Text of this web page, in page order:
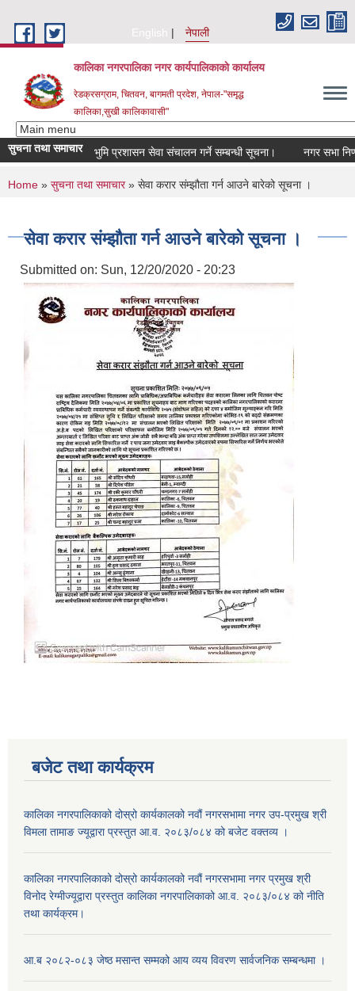
English
नेपाली
कालिका नगरपालिका नगर कार्यपालिकाकाे कार्यालय
रेडक्रसग्राम, चितवन, बागमती प्रदेश, नेपाल-"समृद्ध
कालिका,सुखी कालिकावासी"
सुचना तथा समाचारभुमि प्रशासन सेवा संचालन गर्ने सम्बन्धी सूचना। नगर सभा
You are here
Home » सुचना तथा समाचार» सेवा करार संम्झौता गर्न आउने बारेको सूचना ।
सेवा करार संम्झौता गर्न आउने बारेको सूचना ।
Submitted on: Sun, 12/20/2020 - 20:23
बजेट तथा कार्यक्रम
कालिका नगरपालिकाको दोस्रो कार्यकालको नवौं नगरसभामा नगर उप-प्रमुख श्री
विमला तामाङ ज्यूद्वारा प्रस्तुत आ.व. २०८३/०८४ को बजेट वक्तव्य ।
कालिका नगरपालिकाको दोस्रो कार्यकालको नवौं नगरसभामा नगर प्रमुख श्री
विनोद रेग्मीज्यूद्वारा प्रस्तुत कालिका नगरपालिकाको आ.व. २०८३/०८४ को नीति
तथा कार्यक्रम।
आ.ब २०८२-०८३ जेष्ठ मसान्त सम्मको आय व्यय विवरण सार्वजनिक सम्बन्धमा ।